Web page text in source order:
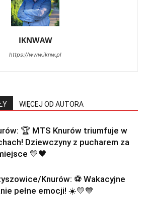
IKNWAW
https://www.iknw.pl
WIĘCEJ OD AUTORA
🏆 MTS Knurów triumfuje w
Dziewczyny z pucharem za
💛🖤
Knurów: ⚽️ Wakacyjne
pełne emocji! ☀️💛💙